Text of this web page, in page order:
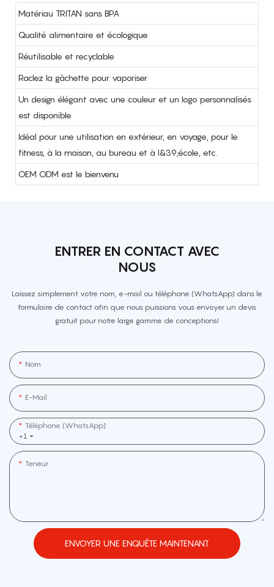
Matériau TRITAN sans BPA
Qualité alimentaire et écologique
Réutilisable et recyclable
Raclez la gâchette pour vaporiser
Un design élégant avec une couleur et un logo personnalisés
est disponible
Idéal pour une utilisation en extérieur, en voyage, pour le
fitness, à la maison, au bureau et à l&39;école, etc.
OEM ODM est le bienvenu
ENTRER EN CONTACT AVEC
NOUS
Laissez simplement votre nom, e-mail ou téléphone (WhatsApp) dans le
formulaire de contact afin que nous puissions vous envoyer un devis
gratuit pour notre large gamme de conceptions!
Nom
E-Mail
+1
Téléphone (WhatsApp]
Teneur
ENVOYER UNE ENQUÊTE MAINTENANT